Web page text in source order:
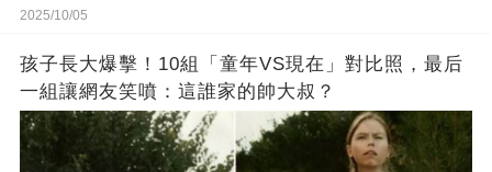
2025/10/05
孩子長大爆擊！10組「童年VS現在」對比照，最后
一組讓網友笑噴：這誰家的帥大叔？